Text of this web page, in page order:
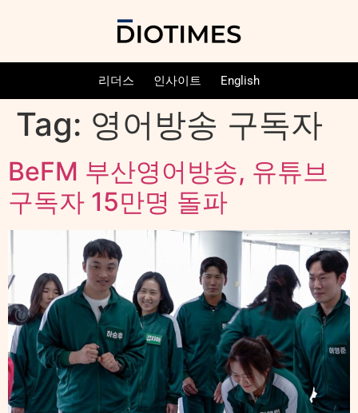
리더스 인사이트 English
Tag: 영어방송 구독자
BeFM 부산영어방송, 유튜브
구독자 15만명 돌파